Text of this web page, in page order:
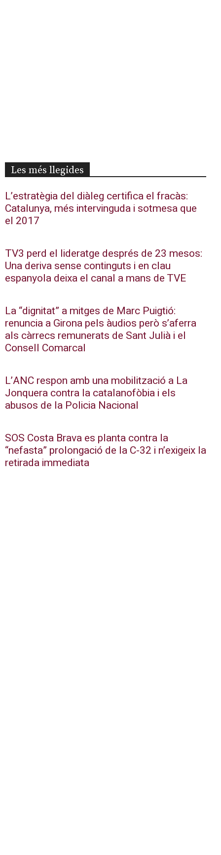
Les més llegides
L’estratègia del diàleg certifica el fracàs:
Catalunya, més intervinguda i sotmesa que
el 2017
TV3 perd el lideratge després de 23 mesos:
Una deriva sense continguts i en clau
espanyola deixa el canal a mans de TVE
La “dignitat” a mitges de Marc Puigtió:
renuncia a Girona pels àudios però s’aferra
als càrrecs remunerats de Sant Julià i el
Consell Comarcal
L’ANC respon amb una mobilització a La
Jonquera contra la catalanofòbia i els
abusos de la Policia Nacional
SOS Costa Brava es planta contra la
“nefasta” prolongació de la C-32 i n’exigeix la
retirada immediata